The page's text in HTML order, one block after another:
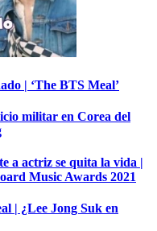
| ‘The BTS Meal’
militar en Corea del
a actriz se quita la vida |
Music Awards 2021
| ¿Lee Jong Suk en